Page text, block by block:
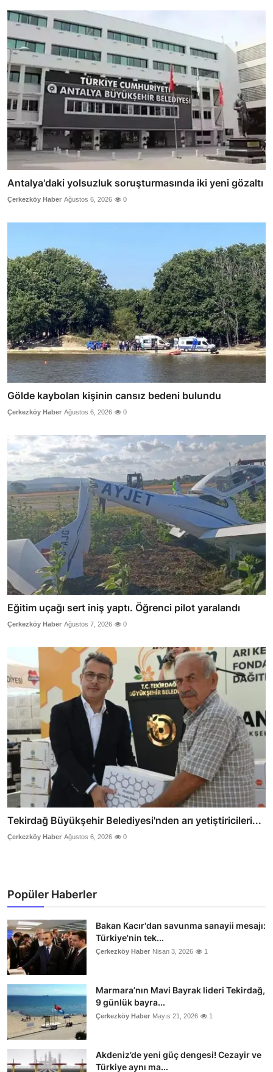
Antalya'daki yolsuzluk soruşturmasında iki yeni gözaltı
Çerkezköy Haber Ağustos 6, 2026 0
Gölde kaybolan kişinin cansız bedeni bulundu
Çerkezköy Haber Ağustos 6, 2026 0
Eğitim uçağı sert iniş yaptı. Öğrenci pilot yaralandı
Çerkezköy Haber Ağustos 7, 2026 0
Tekirdağ Büyükşehir Belediyesi'nden arı yetiştiricileri...
Çerkezköy Haber Ağustos 6, 2026 0
Popüler Haberler
Bakan Kacır'dan savunma sanayii mesajı:
Türkiye'nin tek...
Çerkezköy Haber Nisan 3, 2026 1
Marmara’nın Mavi Bayrak lideri Tekirdağ,
9 günlük bayra...
Çerkezköy Haber Mayıs 21, 2026 1
Akdeniz’de yeni güç dengesi! Cezayir ve
Türkiye aynı ma...